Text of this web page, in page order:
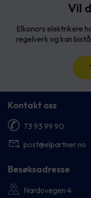
Vil
Elkonors elektrikere
regelverk og kan
Kontakt oss
73 93 99 90
post@elpartner.no
Besøksadresse
Nardovegen 4